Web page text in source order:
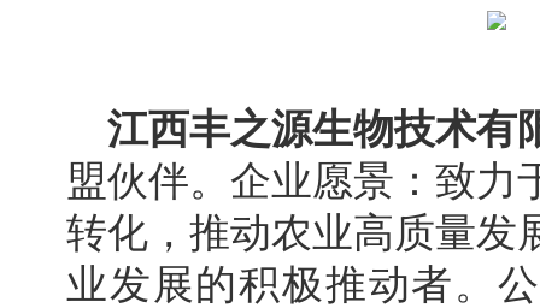
江西丰之源生物技术有
盟伙伴。企业愿景：致力
转化，推动农业高质量发
业发展的积极推动者。